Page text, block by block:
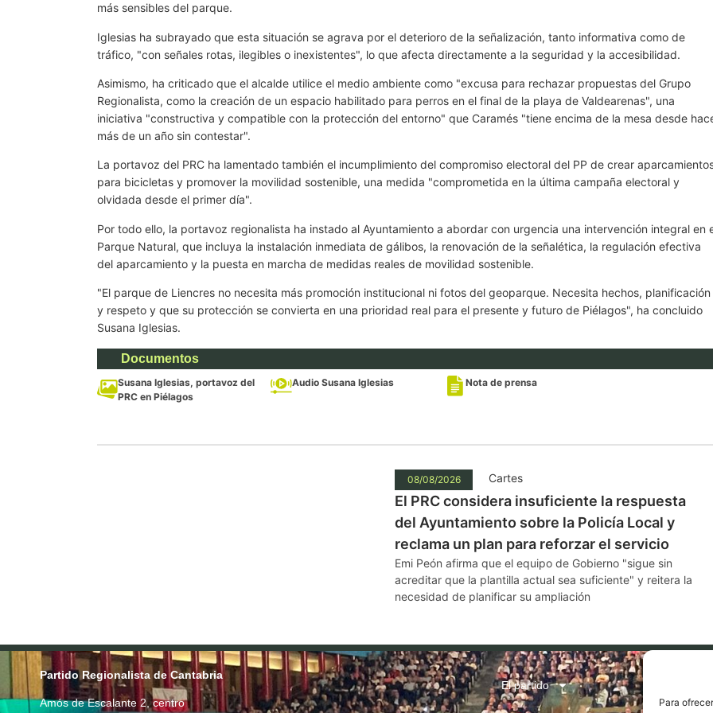
Para
más sensibles del parque.
Iglesias ha subrayado que esta situación se agrava por el deterioro de la señalización, tanto informativa como de
tráfico, "con señales rotas, ilegibles o inexistentes", lo que afecta directamente a la seguridad y la accesibilidad.
Asimismo, ha criticado que el alcalde utilice el medio ambiente como "excusa para rechazar propuestas del Grupo
Regionalista, como la creación de un espacio habilitado para perros en el final de la playa de Valdearenas", una
iniciativa "constructiva y compatible con la protección del entorno" que Caramés "tiene encima de la mesa desde
más de un año sin contestar".
La portavoz del PRC ha lamentado también el incumplimiento del compromiso electoral del PP de crear
para bicicletas y promover la movilidad sostenible, una medida "comprometida en la última campaña electoral y
olvidada desde el primer día".
Por todo ello, la portavoz regionalista ha instado al Ayuntamiento a abordar con urgencia una intervención integral en
Parque Natural, que incluya la instalación inmediata de gálibos, la renovación de la señalética, la regulación efectiva
del aparcamiento y la puesta en marcha de medidas reales de movilidad sostenible.
"El parque de Liencres no necesita más promoción institucional ni fotos del geoparque. Necesita hechos, planificación
y respeto y que su protección se convierta en una prioridad real para el presente y futuro de Piélagos", ha concluido
Susana Iglesias.
Documentos
Susana Iglesias, portavoz del
PRC en Piélagos
Audio Susana Iglesias Nota de prensa
08/08/2026 Cartes
El PRC considera insuficiente la respuesta
del Ayuntamiento sobre la Policía Local y
reclama un plan para reforzar el servicio
Emi Peón afirma que el equipo de Gobierno "sigue sin
acreditar que la plantilla actual sea suficiente" y reitera la
necesidad de planificar su ampliación
Partido Regionalista de Cantabria
Amós de Escalante 2, centro
El partido